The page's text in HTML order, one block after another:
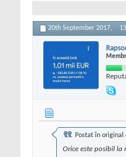
20th September 2017,
Postat în original
Orice este posibil la